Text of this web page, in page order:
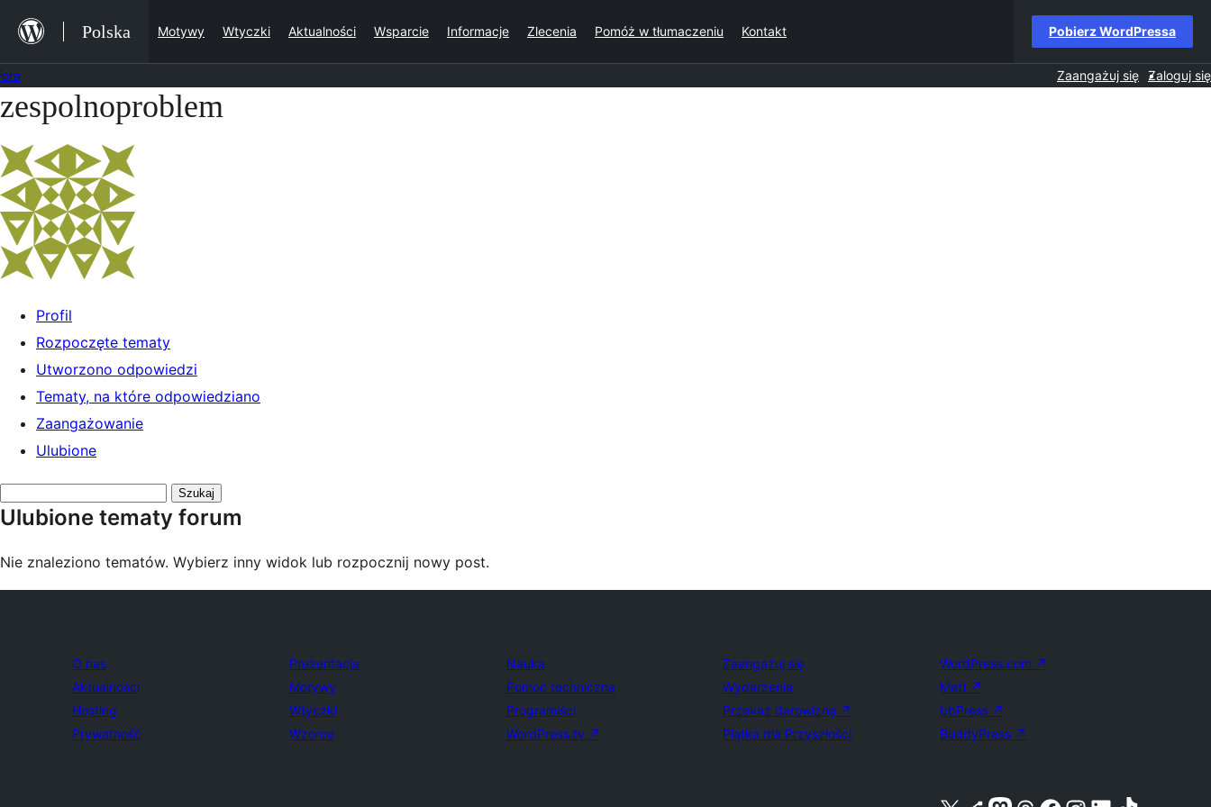
treści
Polska Motywy Wtyczki Aktualności Wsparcie Informacje Zlecenia Pomóż w tłumaczeniu Kontakt Pobierz WordPressa
Zaangażuj się Zaloguj się
Przejdź
treści
zespolnoproblem
Profil
Rozpoczęte tematy
Utworzono odpowiedzi
Tematy, na które odpowiedziano
Zaangażowanie
Ulubione
tematy:
Ulubione tematy forum
Nie znaleziono tematów. Wybierz inny widok lub rozpocznij nowy post.
O nas
Aktualności
Hosting
Prywatność
Prezentacja
Motywy
Wtyczki
Wzorce
Nauka
Pomoc techniczna
Programiści
WordPress.tv ↗
Zaangażuj się
Wydarzenia
Przekaż darowiznę ↗
Piątka dla Przyszłości
WordPress.com ↗
Matt ↗
bbPress ↗
BuddyPress ↗